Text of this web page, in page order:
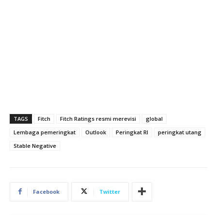
TAGS Fitch Fitch Ratings resmi merevisi
global
Lembaga pemeringkat
Outlook Peringkat RI
peringkat utang
Stable Negative
Facebook Twitter